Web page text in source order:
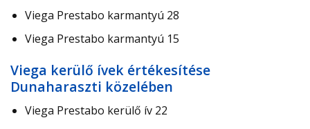
Viega Prestabo karmantyú 28
Viega Prestabo karmantyú 15
Viega kerülő ívek értékesítése
Dunaharaszti közelében
Viega Prestabo kerülő ív 22